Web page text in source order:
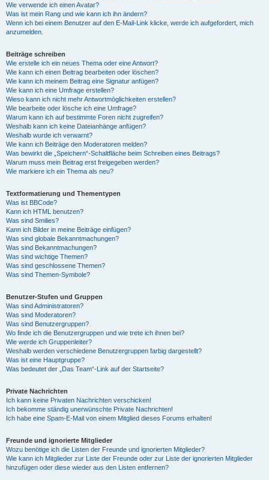
Wie verwende ich einen Avatar?
Was ist mein Rang und wie kann ich ihn ändern?
Wenn ich bei einem Benutzer auf den E-Mail-Link klicke, werde ich aufgefordert, mich
anzumelden.
Beiträge schreiben
Wie erstelle ich ein neues Thema oder eine Antwort?
Wie kann ich einen Beitrag bearbeiten oder löschen?
Wie kann ich meinem Beitrag eine Signatur anfügen?
Wie kann ich eine Umfrage erstellen?
Wieso kann ich nicht mehr Antwortmöglichkeiten erstellen?
Wie bearbeite oder lösche ich eine Umfrage?
Warum kann ich auf bestimmte Foren nicht zugreifen?
Weshalb kann ich keine Dateianhänge anfügen?
Weshalb wurde ich verwarnt?
Wie kann ich Beiträge den Moderatoren melden?
Was bewirkt die „Speichern“-Schaltfläche beim Schreiben eines Beitrags?
Warum muss mein Beitrag erst freigegeben werden?
Wie markiere ich ein Thema als neu?
Textformatierung und Thementypen
Was ist BBCode?
Kann ich HTML benutzen?
Was sind Smilies?
Kann ich Bilder in meine Beiträge einfügen?
Was sind globale Bekanntmachungen?
Was sind Bekanntmachungen?
Was sind wichtige Themen?
Was sind geschlossene Themen?
Was sind Themen-Symbole?
Benutzer-Stufen und Gruppen
Was sind Administratoren?
Was sind Moderatoren?
Was sind Benutzergruppen?
Wo finde ich die Benutzergruppen und wie trete ich ihnen bei?
Wie werde ich Gruppenleiter?
Weshalb werden verschiedene Benutzergruppen farbig dargestellt?
Was ist eine Hauptgruppe?
Was bedeutet der „Das Team“-Link auf der Startseite?
Private Nachrichten
Ich kann keine Privaten Nachrichten verschicken!
Ich bekomme ständig unerwünschte Private Nachrichten!
Ich habe eine Spam-E-Mail von einem Mitglied dieses Forums erhalten!
Freunde und ignorierte Mitglieder
Wozu benötige ich die Listen der Freunde und ignorierten Mitglieder?
Wie kann ich Mitglieder zur Liste der Freunde oder zur Liste der ignorierten Mitglieder
hinzufügen oder diese wieder aus den Listen entfernen?